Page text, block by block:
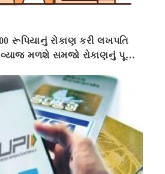
રૂપિયાનું રોકાણ કરી લખપતિ
મળશે સમજો રોકાણનું પૂરું